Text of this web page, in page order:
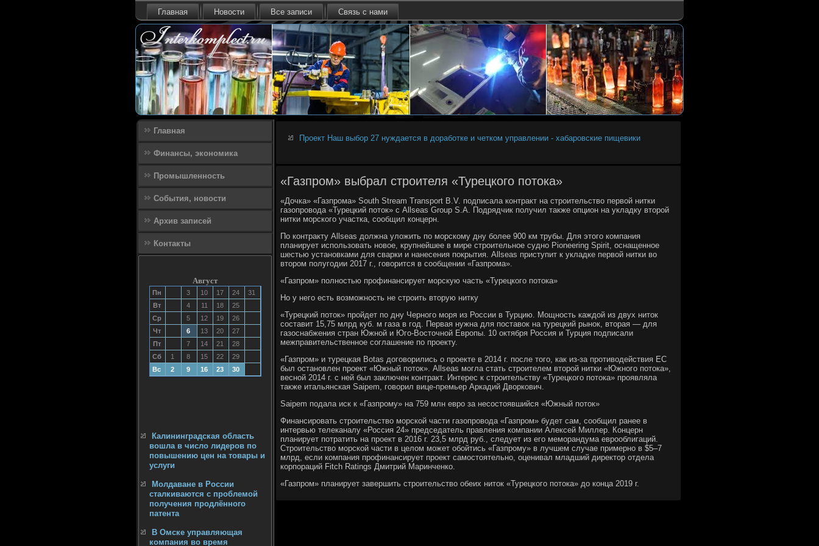
Главная Новости Все записи Связь с нами
Главная
Финансы, экономика
Промышленность
События, новости
Архив записей
Контакты
Август
Пн 3 10 17 24
31
Вт
4 11 18
25
Ср
5 12 19
26
Чт
6 13 20
27
Пт
7 14 21
28
Сб
1 8 15 22
29
Вс
2 9 16 23 30
Калининградская область
вошла в число лидеров по
повышению цен на товары и
услуги
Молдаване в России
сталкиваются с проблемой
получения продлённого
патента
В Омске управляющая
компания во время
Проект Наш выбор 27 нуждается в доработке и четком управлении - хабаровские пищевики
«Газпром» выбрал строителя «Турецкого потока»
«Дочка» «Газпрома» South Stream Transport B.V. подписала контракт на строительство первой нитки
газопровода «Турецкий поток» с Allseas Group S.A. Подрядчик получил также опцион на укладку второй
нитки морского участка, сообщил концерн.
По контракту Allseas должна уложить по морскому дну более 900 км трубы. Для этого компания
планирует использовать новое, крупнейшее в мире строительное судно Pioneering Spirit, оснащенное
шестью установками для сварки и нанесения покрытия. Allseas приступит к укладке первой нитки во
втором полугодии 2017 г., говорится в сообщении «Газпрома».
«Газпром» полностью профинансирует морскую часть «Турецкого потока»
Но у него есть возможность не строить вторую нитку
«Турецкий поток» пройдет по дну Черного моря из России в Турцию. Мощность каждой из двух ниток
составит 15,75 млрд куб. м газа в год. Первая нужна для поставок на турецкий рынок, вторая — для
газоснабжения стран Южной и Юго-Восточной Европы. 10 октября Россия и Турция подписали
межправительственное соглашение по проекту.
«Газпром» и турецкая Botas договорились о проекте в 2014 г. после того, как из-за противодействия ЕС
был остановлен проект «Южный поток». Allseas могла стать строителем второй нитки «Южного потока»,
весной 2014 г. с ней был заключен контракт. Интерес к строительству «Турецкого потока» проявляла
также итальянская Saipem, говорил вице-премьер Аркадий Дворкович.
Saipem подала иск к «Газпрому» на 759 млн евро за несостоявшийся «Южный поток»
Финансировать строительство морской части газопровода «Газпром» будет сам, сообщил ранее в
интервью телеканалу «Россия 24» председатель правления компании Алексей Миллер. Концерн
планирует потратить на проект в 2016 г. 23,5 млрд руб., следует из его меморандума еврооблигаций.
Строительство морской части в целом может обойтись «Газпрому» в лучшем случае примерно в $5–7
млрд, если компания профинансирует проект самостоятельно, оценивал младший директор отдела
корпораций Fitch Ratings Дмитрий Маринченко.
«Газпром» планирует завершить строительство обеих ниток «Турецкого потока» до конца 2019 г.